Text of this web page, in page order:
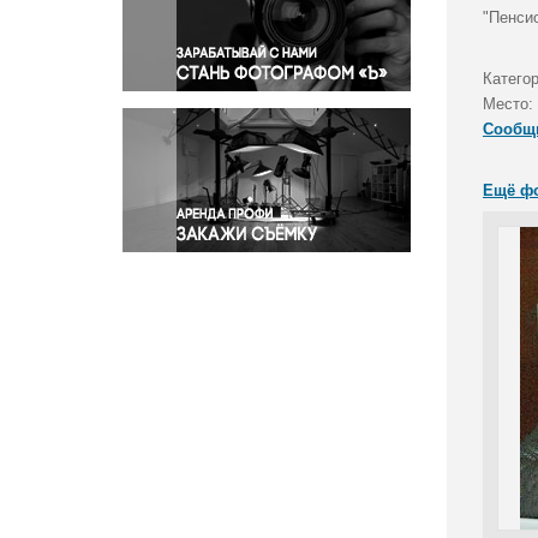
Правосудие
Происшествия и конфликты
Религия
Светская жизнь
Спорт
Экология
Экономика и бизнес
Место:
Ещё